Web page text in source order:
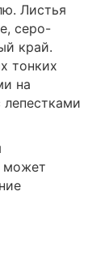
Листья
серо-
край.
тонких
на
может